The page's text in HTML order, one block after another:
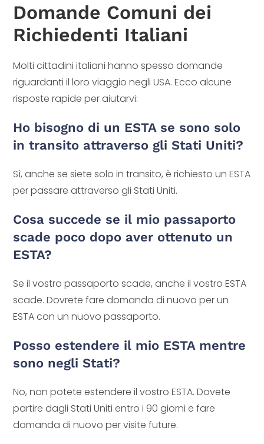
Domande Comuni dei
Richiedenti Italiani
Molti cittadini italiani hanno spesso domande
riguardanti il loro viaggio negli USA. Ecco alcune
risposte rapide per aiutarvi:
Ho bisogno di un ESTA se sono solo
in transito attraverso gli Stati Uniti?
Sì, anche se siete solo in transito, è richiesto un ESTA
per passare attraverso gli Stati Uniti.
Cosa succede se il mio passaporto
scade poco dopo aver ottenuto un
ESTA?
Se il vostro passaporto scade, anche il vostro ESTA
scade. Dovrete fare domanda di nuovo per un
ESTA con un nuovo passaporto.
Posso estendere il mio ESTA mentre
sono negli Stati?
No, non potete estendere il vostro ESTA. Dovete
partire dagli Stati Uniti entro i 90 giorni e fare
domanda di nuovo per visite future.